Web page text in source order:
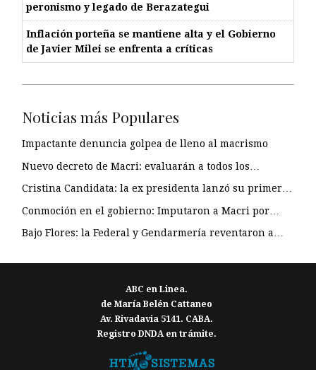
peronismo y legado de Berazategui
Inflación porteña se mantiene alta y el Gobierno
de Javier Milei se enfrenta a críticas
Noticias más Populares
Impactante denuncia golpea de lleno al macrismo
Nuevo decreto de Macri: evaluarán a todos los…
Cristina Candidata: la ex presidenta lanzó su primer…
Conmoción en el gobierno: Imputaron a Macri por…
Bajo Flores: la Federal y Gendarmería reventaron a…
ABC en Linea.
de María Belén Cattaneo
Av. Rivadavia 5141. CABA.
Registro DNDA en trámite.